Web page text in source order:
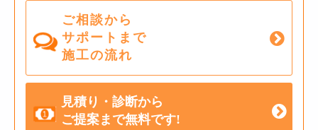
ご相談から
サポートまで
施工の流れ
見積り・診断から
ご提案まで無料です!